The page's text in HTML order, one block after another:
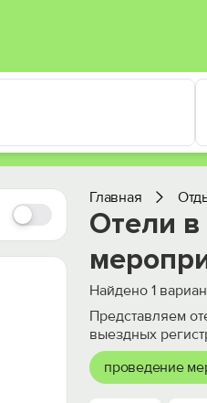
Главная
Отели
Найдено 1
Представляем
выездных
проведение